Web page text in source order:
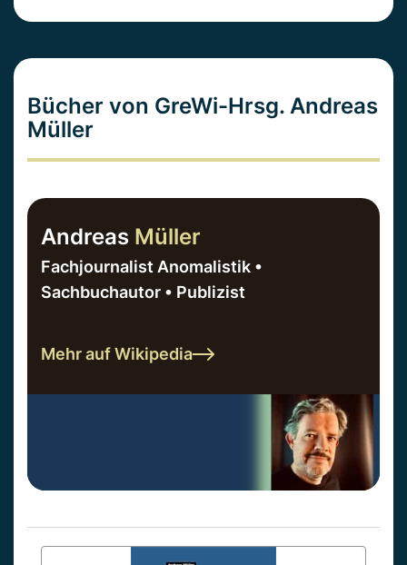
Bücher von GreWi-Hrsg. Andreas
Müller
Andreas Müller
Fachjournalist Anomalistik •
Sachbuchautor • Publizist
Mehr auf Wikipedia